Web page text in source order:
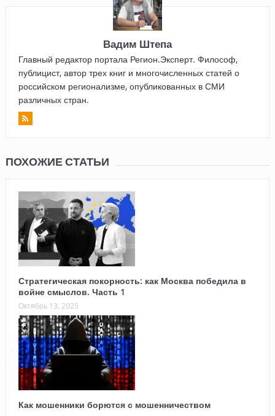
Вадим Штепа
Главный редактор портала Регион.Эксперт. Философ,
публицист, автор трех книг и многочисленных статей о
российском регионализме, опубликованных в СМИ
различных стран.
ПОХОЖИЕ СТАТЬИ
Стратегическая покорность: как Москва победила в
войне смыслов. Часть 1
Октябрь 13, 2025
Как мошенники борются с мошенничеством